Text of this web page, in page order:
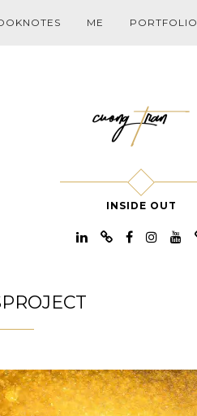
ME PORTFOLIO
INSIDE OUT